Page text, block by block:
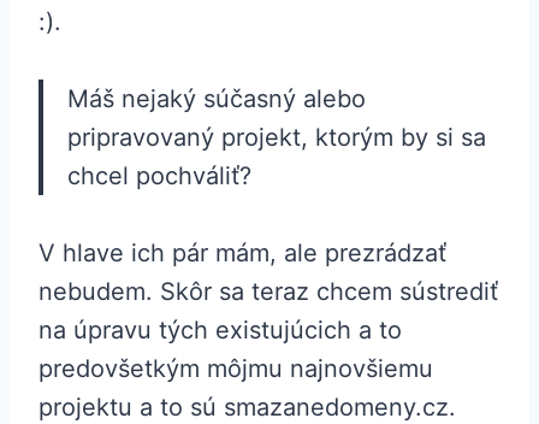
:).
Máš nejaký súčasný alebo
pripravovaný projekt, ktorým by si sa
chcel pochváliť?
V hlave ich pár mám, ale prezrádzať
nebudem. Skôr sa teraz chcem sústrediť
na úpravu tých existujúcich a to
predovšetkým môjmu najnovšiemu
projektu a to sú smazanedomeny.cz.